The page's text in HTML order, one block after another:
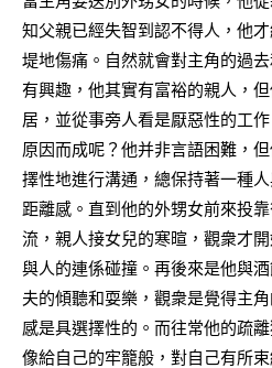
知父親已經失智到認不得人，他
堤地傷痛。自然就會對主角的過
有興趣，他其實有富裕的親人，
居，並從事旁人看是厭惡性的工
原因而成呢？他并非言語困難，
擇性地進行溝通，總保持著一種
距離感。直到他的外甥女前來投
流，親人接女兒的寒暄，觀衆才
與人的連係碰撞。再後來是他與
夫的傾聽和耍樂，觀衆是覺得主
感是具選擇性的。而往常他的疏
像給自己的牢籠般，對自己有所